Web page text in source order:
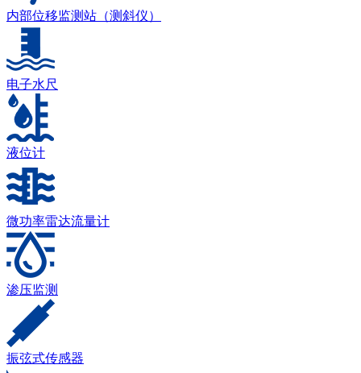
内部位移监测站（测斜仪）
电子水尺
液位计
微功率雷达流量计
渗压监测
振弦式传感器